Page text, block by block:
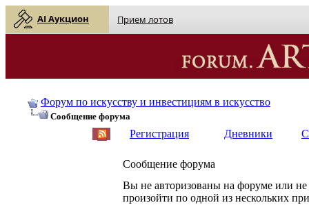
AI Аукцион Прием лотов
Форум по искусству и инвестициям в искусство
Сообщение форума
Регистрация Дневники
Сообщение форума
Вы не авторизованы на форуме или не
произойти по одной из нескольких